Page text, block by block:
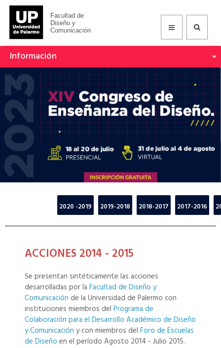
Facultad de
Diseño y
Comunicación
Información
2020 -2019 2019-2018 2018-2017 2017-2016
ACCIONES 2014 - 2015
Se presentan sintéticamente las acciones
desarrolladas por la Facultad de Diseño y
Comunicación de la Universidad de Palermo con
instituciones miembros del Programa de
Colaboración para el Desarrollo Académico de Diseño
y Comunicación y con miembros del Foro de Escuelas
de Diseño en el período Agosto 2014 - Julio 2015.